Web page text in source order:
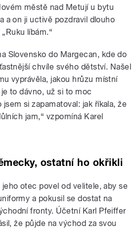
městě nad Metují u bytu
a on ji uctivě pozdravil dlouho
líbám.“
Slovensko do Margecan, kde do
chvíle svého dětství. Našel
vyprávěla, jakou hrůzu místní
to dávno, už si to moc
si zapamatoval: jak říkala, že
jam,“ vzpomíná Karel
ostatní ho okřikli
otec povel od velitele, aby se
a pokusil se dostat na
fronty. Účetní Karl Pfeiffer
že půjde na východ za svou